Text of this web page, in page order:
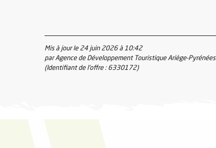
Mis à jour le 24 juin 2026 à 10:42
par Agence de Développement Touristique Ariège-Pyrénées
(Identifiant de l'offre : 6330172)